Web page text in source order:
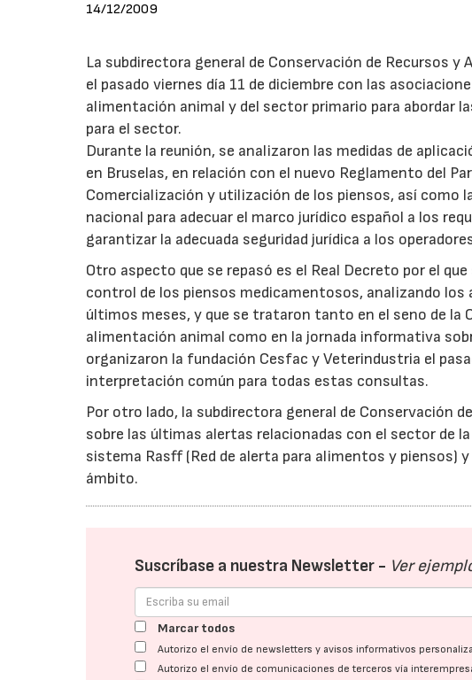
14/12/2009
La subdirectora general de Conservación de Recursos y
el pasado viernes día 11 de diciembre con las
alimentación animal y del sector primario para abordar
para el sector.
Durante la reunión, se analizaron las medidas de
en Bruselas, en relación con el nuevo Reglamento del
Comercialización y utilización de los piensos, así como
nacional para adecuar el marco jurídico español a los
garantizar la adecuada seguridad jurídica a los
Otro aspecto que se repasó es el Real Decreto por el
control de los piensos medicamentosos, analizando
últimos meses, y que se trataron tanto en el seno de la
alimentación animal como en la jornada informativa
organizaron la fundación Cesfac y Veterindustria el
interpretación común para todas estas consultas.
Por otro lado, la subdirectora general de Conservación
sobre las últimas alertas relacionadas con el sector de
sistema Rasff (Red de alerta para alimentos y piensos)
ámbito.
Suscríbase a nuestra Newsletter - Ver
Marcar todos
Autorizo el envío de newsletters y avisos informativos
Autorizo el envío de comunicaciones de terceros vía